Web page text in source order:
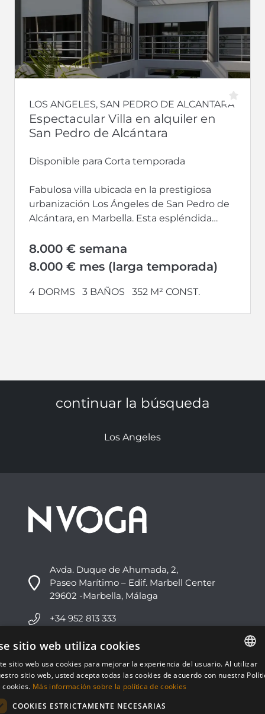
LOS ANGELES, SAN PEDRO DE ALCANTARA
Espectacular Villa en alquiler en
San Pedro de Alcántara
Disponible para Corta temporada
Fabulosa villa ubicada en la prestigiosa
urbanización Los Ángeles de San Pedro de
Alcántara, en Marbella. Esta espléndida
8.000 € semana
8.000 € mes (larga temporada)
4 DORMS 3 BAÑOS 352 M² CONST.
continuar la búsqueda
Los Angeles
Avda. Duque de Ahumada, 2,
Paseo Marítimo – Edif. Marbell Center
29602 -Marbella, Málaga
+34 952 813 333
info@nvoga.com
C. del Ciervo, 1D
Urbanización Los Monteros
ENGLISH
sitio web utiliza cookies
sitio web usa cookies para mejorar la experiencia del usuario. Al utilizar
sitio web, usted acepta todas las cookies de acuerdo con nuestra
cookies. Más información sobre la política de cookies
COOKIES ESTRICTAMENTE NECESARIAS